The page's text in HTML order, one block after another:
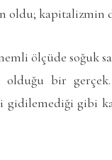
oldu; kapitalizmin
ölçüde soğuk
olduğu bir
gidilemediği gibi